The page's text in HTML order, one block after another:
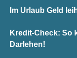
Im Urlaub Geld
Kredit-Check: So
Darlehen!